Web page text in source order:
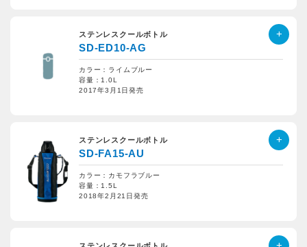
ステンレスクールボトル
SD-ED10-AG
カラー：ライムブルー
容量：1.0L
2017年3月1日発売
ステンレスクールボトル
SD-FA15-AU
カラー：カモフラブルー
容量：1.5L
2018年2月21日発売